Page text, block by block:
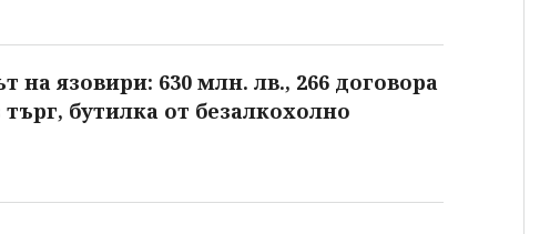
на язовири: 630 млн. лв., 266 договора
бутилка от безалкохолно